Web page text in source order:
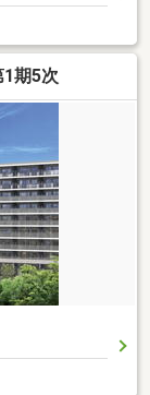
期5次